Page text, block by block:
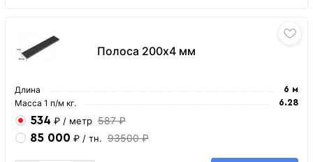
Полоса 200х4 мм
Длина 6 м
Масса 1 п/м кг. 6.28
534 ₽ / метр 587 ₽
85 000 ₽ / тн. 93500 ₽